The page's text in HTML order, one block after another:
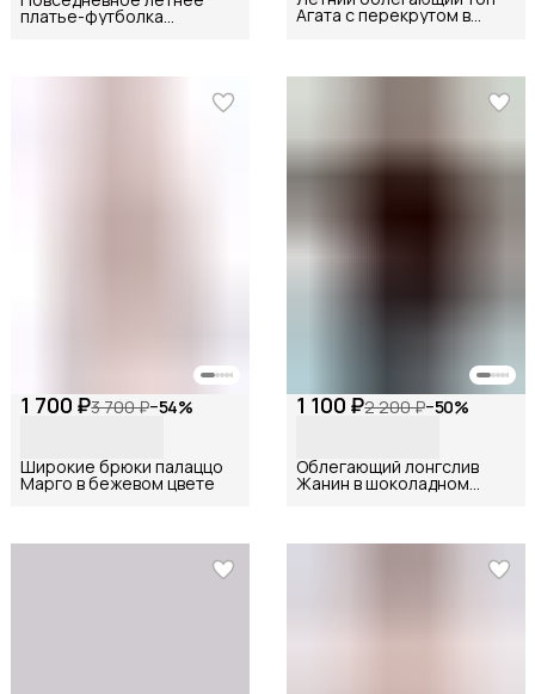
платье-футболка
Мегаполис в шоколадном
Агата с перекрутом в
черном цвете
1 700 ₽3 700 ₽−54%
Широкие брюки палаццо
Марго в бежевом цвете
1 100 ₽2 200 ₽−50%
Облегающий лонгслив
Жанин в шоколадном